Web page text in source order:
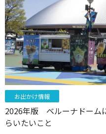
お出かけ情報
2026年版 ベルーナドーム
らいたいこと